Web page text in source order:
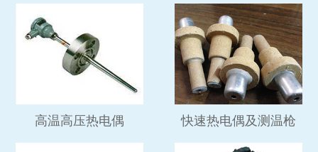
高温高压热电偶 快速热电偶及测温枪